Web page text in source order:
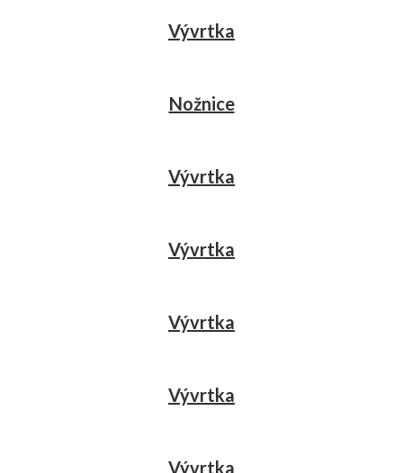
Vývrtka
Nožnice
Vývrtka
Vývrtka
Vývrtka
Vývrtka
Vývrtka